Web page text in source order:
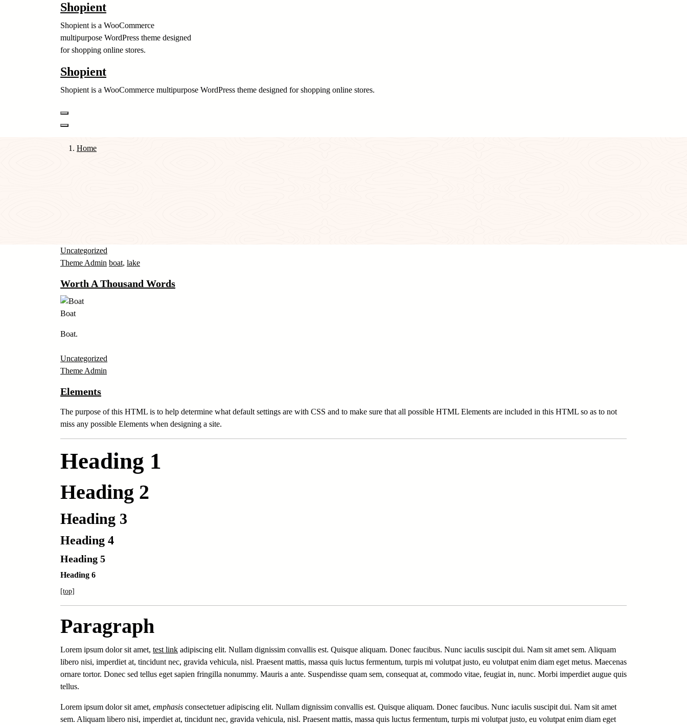
Shopient
Shopient is a WooCommerce
multipurpose WordPress theme designed
for shopping online stores.
Shopient
Shopient is a WooCommerce multipurpose WordPress theme designed for shopping online stores.
Home
Uncategorized
Theme Admin boat, lake
Worth A Thousand Words
Boat
Boat.
Uncategorized
Theme Admin
Elements
The purpose of this HTML is to help determine what default settings are with CSS and to make sure that all possible HTML Elements are included in this HTML so as to not
miss any possible Elements when designing a site.
Heading 1
Heading 2
Heading 3
Heading 4
Heading 5
Heading 6
[top]
Paragraph
Lorem ipsum dolor sit amet, test link adipiscing elit. Nullam dignissim convallis est. Quisque aliquam. Donec faucibus. Nunc iaculis suscipit dui. Nam sit amet sem. Aliquam
libero nisi, imperdiet at, tincidunt nec, gravida vehicula, nisl. Praesent mattis, massa quis luctus fermentum, turpis mi volutpat justo, eu volutpat enim diam eget metus. Maecenas
ornare tortor. Donec sed tellus eget sapien fringilla nonummy. Mauris a ante. Suspendisse quam sem, consequat at, commodo vitae, feugiat in, nunc. Morbi imperdiet augue quis
tellus.
Lorem ipsum dolor sit amet, emphasis consectetuer adipiscing elit. Nullam dignissim convallis est. Quisque aliquam. Donec faucibus. Nunc iaculis suscipit dui. Nam sit amet
sem. Aliquam libero nisi, imperdiet at, tincidunt nec, gravida vehicula, nisl. Praesent mattis, massa quis luctus fermentum, turpis mi volutpat justo, eu volutpat enim diam eget